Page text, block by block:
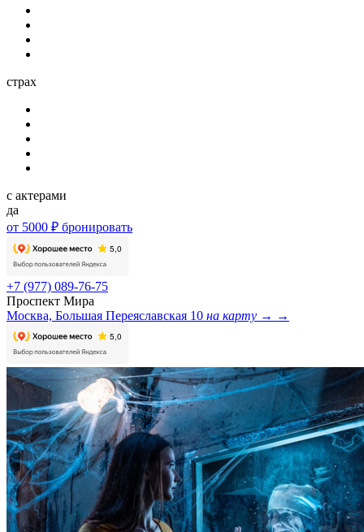
страх
с актерами
да
от 5000 ₽ бронировать
+7 (977) 089-76-75
Проспект Мира
Москва, Большая Переяславская 10 на карту → →